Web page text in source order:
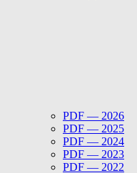
PDF — 2026
PDF — 2025
PDF — 2024
PDF — 2023
PDF — 2022